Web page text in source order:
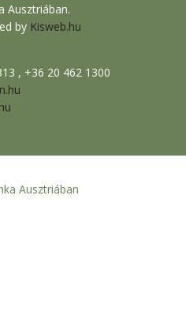
Ausztriában.
by Kisweb.hu
, +36 20 462 1300
Ausztriában